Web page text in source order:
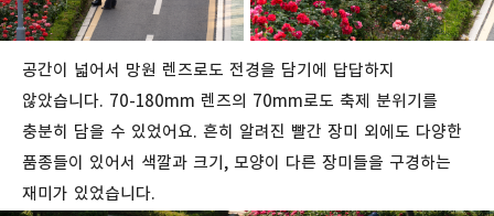
공간이 넓어서 망원 렌즈로도 전경을 담기에 답답하지
않았습니다. 70-180mm 렌즈의 70mm로도 축제 분위기를
충분히 담을 수 있었어요. 흔히 알려진 빨간 장미 외에도 다양한
품종들이 있어서 색깔과 크기, 모양이 다른 장미들을 구경하는
재미가 있었습니다.